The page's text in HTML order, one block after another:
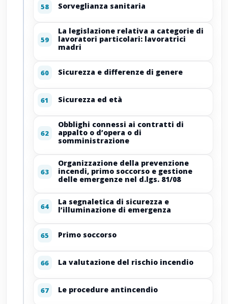
58 Sorveglianza sanitaria
59
La legislazione relativa a categorie di
lavoratori particolari: lavoratrici
madri
60 Sicurezza e differenze di genere
61 Sicurezza ed età
62
Obblighi connessi ai contratti di
appalto o d’opera o di
somministrazione
63
Organizzazione della prevenzione
incendi, primo soccorso e gestione
delle emergenze nel d.lgs. 81/08
64
La segnaletica di sicurezza e
l’illuminazione di emergenza
65 Primo soccorso
66 La valutazione del rischio incendio
67 Le procedure antincendio